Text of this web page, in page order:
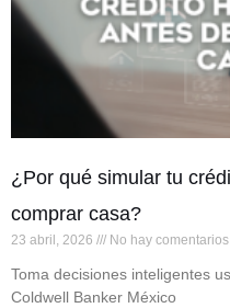
¿Por qué simular tu
comprar casa?
23 abril, 2026 No hay comentarios
Toma decisiones inteligentes
Coldwell Banker México